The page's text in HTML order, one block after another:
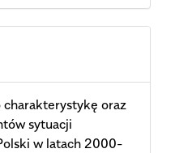
oraz
sytuacji
w latach 2000-